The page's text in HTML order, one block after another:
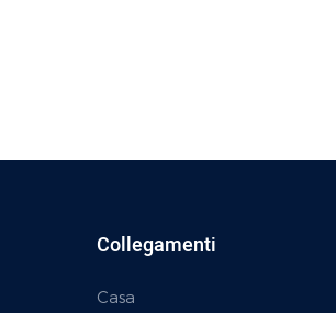
Collegamenti
Casa